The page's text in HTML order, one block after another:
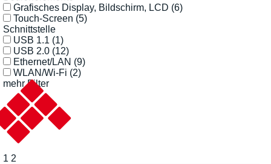
Grafisches Display, Bildschirm, LCD (6)
Touch-Screen (5)
Schnittstelle
USB 1.1 (1)
USB 2.0 (12)
Ethernet/LAN (9)
WLAN/Wi-Fi (2)
mehr Filter
1 2